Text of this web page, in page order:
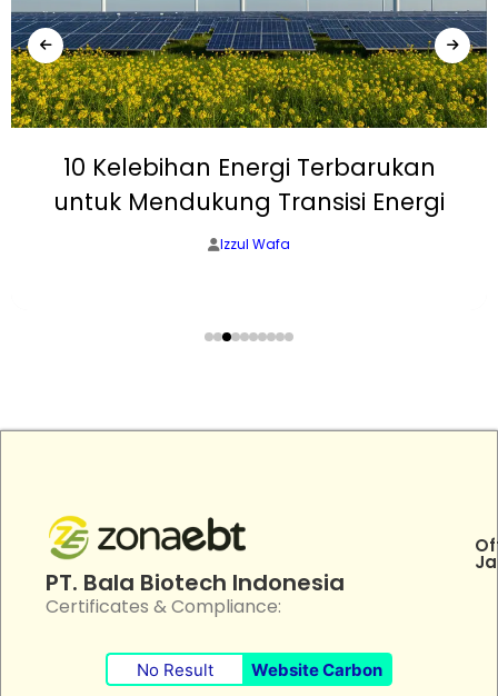
10 Kelebihan Energi Terbarukan
untuk Mendukung Transisi Energi
Izzul Wafa
PT. Bala Biotech Indonesia
Certificates & Compliance:
No Result Website Carbon